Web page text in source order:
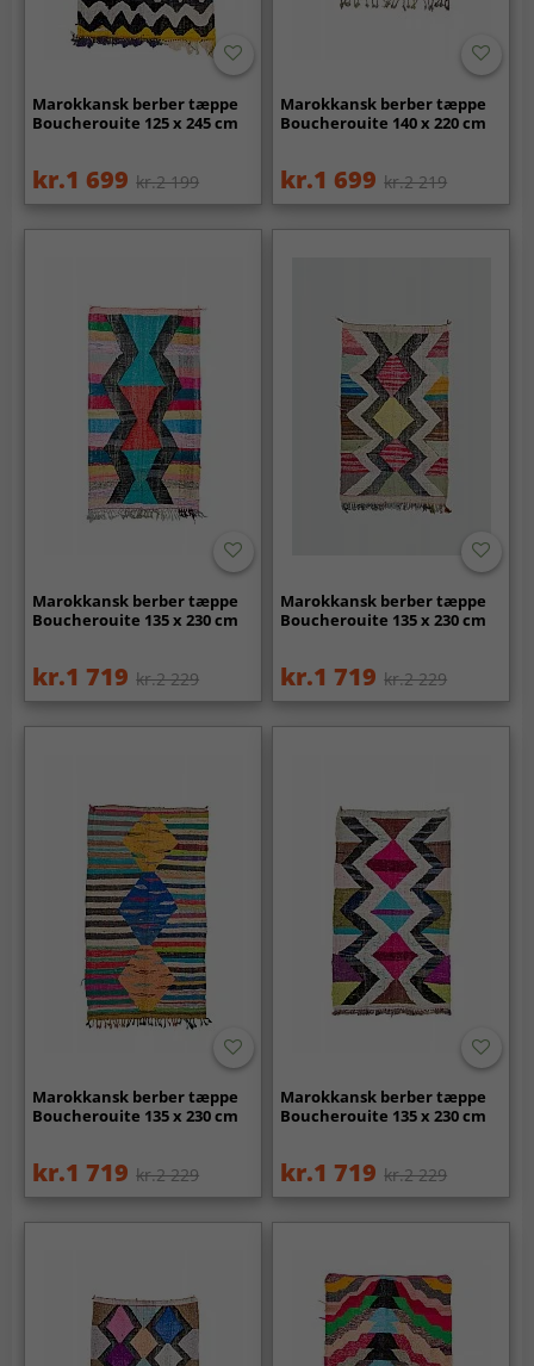
Marokkansk berber tæppe
Boucherouite 125 x 245 cm
kr.1 699 kr.2 199
Marokkansk berber tæppe
Boucherouite 140 x 220 cm
kr.1 699 kr.2 219
Marokkansk berber tæppe
Boucherouite 135 x 230 cm
kr.1 719 kr.2 229
Marokkansk berber tæppe
Boucherouite 135 x 230 cm
kr.1 719 kr.2 229
Marokkansk berber tæppe
Boucherouite 135 x 230 cm
kr.1 719 kr.2 229
Marokkansk berber tæppe
Boucherouite 135 x 230 cm
kr.1 719 kr.2 229